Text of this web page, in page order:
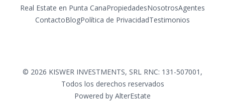
Real Estate en Punta CanaPropiedadesNosotrosAgentes
ContactoBlogPolítica de PrivacidadTestimonios
© 2026 KISWER INVESTMENTS, SRL RNC: 131-507001 ,
Todos los derechos reservados
Powered by AlterEstate